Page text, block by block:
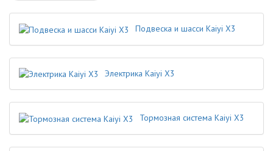
Подвеска и шасси Kaiyi X3
Электрика Kaiyi X3
Тормозная система Kaiyi X3